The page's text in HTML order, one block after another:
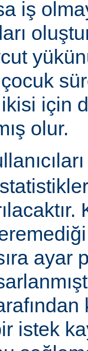
iş
için
olur.
ayar
istek